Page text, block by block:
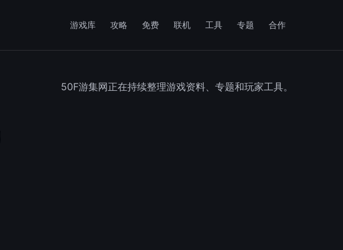
游戏库 攻略 免费 联机 工具 专题 合作
50F游集网正在持续整理游戏资料、专题和玩家工具。